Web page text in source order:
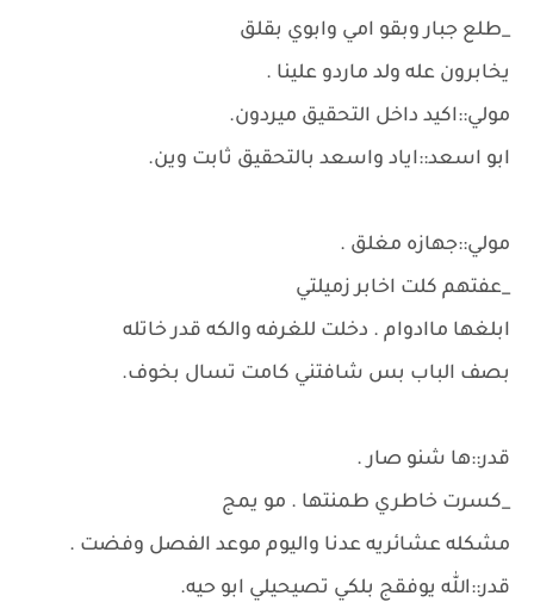
_طلع جبار وبقو امي وابوي بقلق
يخابرون عله ولد ماردو علينا .
مولي::اكيد داخل التحقيق ميردون.
ابو اسعد::اياد واسعد بالتحقيق ثابت وين.
مولي::جهازه مغلق .
_عفتهم كلت اخابر زميلتي
ابلغها ماادوام . دخلت للغرفه والكه قدر خاتله
بصف الباب بس شافتني كامت تسال بخوف.
قدر::ها شنو صار .
_كسرت خاطري طمنتها . مو يمج
مشكله عشائريه عدنا واليوم موعد الفصل وفضت .
قدر::الله يوفقج بلكي تصيحيلي ابو حيه.